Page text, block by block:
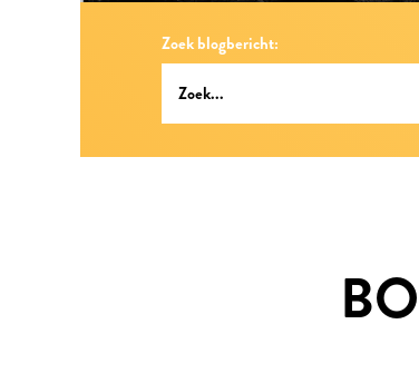
Zoek blogbericht: